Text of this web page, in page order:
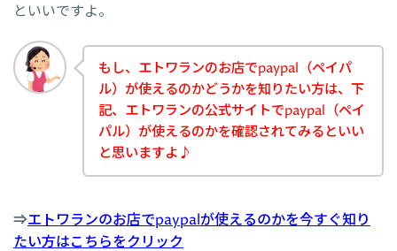
といいですよ。
もし、エトワランのお店でpaypal（ペイパ
ル）が使えるのかどうかを知りたい方は、下
記、エトワランの公式サイトでpaypal（ペイ
パル）が使えるのかを確認されてみるといい
と思いますよ♪
⇒エトワランのお店でpaypalが使えるのかを今すぐ知り
たい方はこちらをクリック